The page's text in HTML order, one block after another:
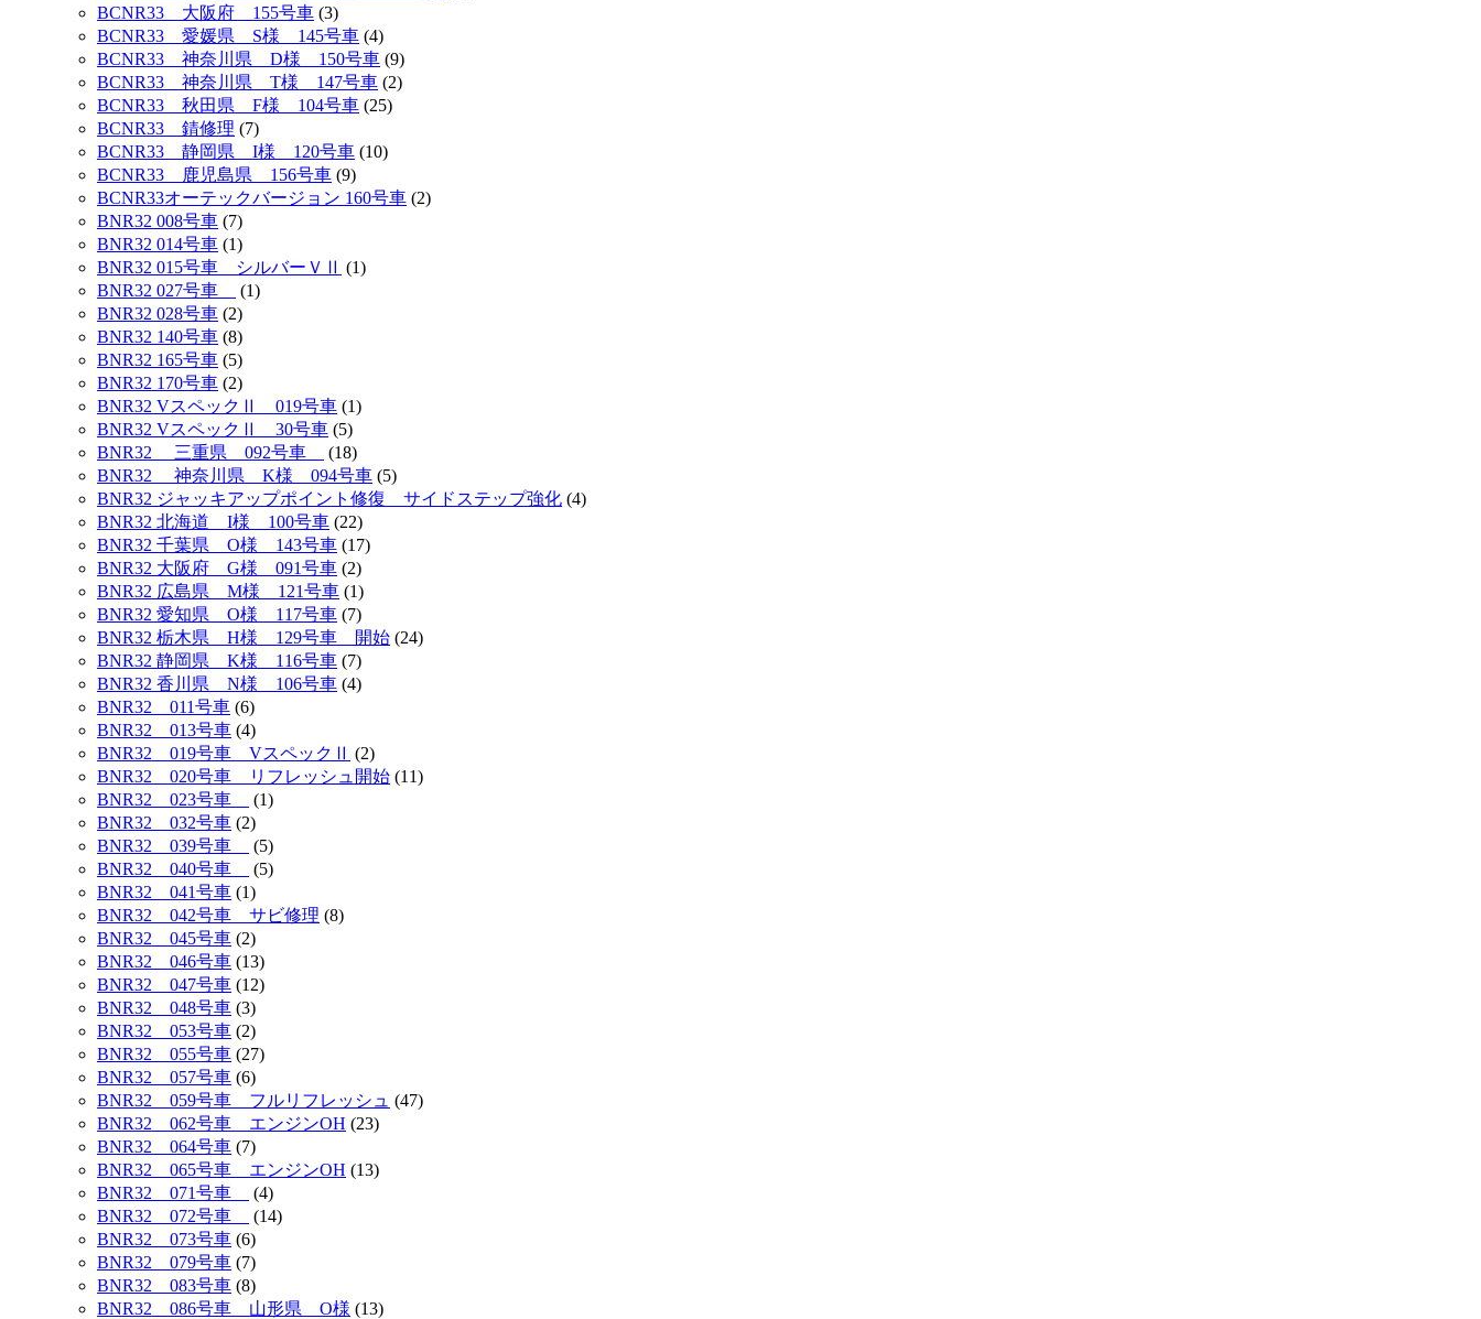
BCNR33 大阪府 155号車 (3)
BCNR33 愛媛県 S様 145号車 (4)
BCNR33 神奈川県 D様 150号車 (9)
BCNR33 神奈川県 T様 147号車 (2)
BCNR33 秋田県 F様 104号車 (25)
BCNR33 錆修理 (7)
BCNR33 静岡県 I様 120号車 (10)
BCNR33 鹿児島県 156号車 (9)
BCNR33オーテックバージョン 160号車 (2)
BNR32 008号車 (7)
BNR32 014号車 (1)
BNR32 015号車 シルバーＶⅡ (1)
BNR32 027号車
(1)
BNR32 028号車 (2)
BNR32 140号車 (8)
BNR32 165号車 (5)
BNR32 170号車 (2)
BNR32 VスペックⅡ 019号車 (1)
BNR32 VスペックⅡ 30号車 (5)
BNR32 三重県 092号車
(18)
BNR32 神奈川県 K様 094号車 (5)
BNR32 ジャッキアップポイント修復 サイドステップ強化 (4)
BNR32 北海道 I様 100号車 (22)
BNR32 千葉県 O様 143号車 (17)
BNR32 大阪府 G様 091号車 (2)
BNR32 広島県 M様 121号車 (1)
BNR32 愛知県 O様 117号車 (7)
BNR32 栃木県 H様 129号車 開始 (24)
BNR32 静岡県 K様 116号車 (7)
BNR32 香川県 N様 106号車 (4)
BNR32 011号車 (6)
BNR32 013号車 (4)
BNR32 019号車 VスペックⅡ (2)
BNR32 020号車 リフレッシュ開始 (11)
BNR32 023号車
(1)
BNR32 032号車 (2)
BNR32 039号車
(5)
BNR32 040号車
(5)
BNR32 041号車 (1)
BNR32 042号車 サビ修理 (8)
BNR32 045号車 (2)
BNR32 046号車 (13)
BNR32 047号車 (12)
BNR32 048号車 (3)
BNR32 053号車 (2)
BNR32 055号車 (27)
BNR32 057号車 (6)
BNR32 059号車 フルリフレッシュ (47)
BNR32 062号車 エンジンOH (23)
BNR32 064号車 (7)
BNR32 065号車 エンジンOH (13)
BNR32 071号車
(4)
BNR32 072号車
(14)
BNR32 073号車 (6)
BNR32 079号車 (7)
BNR32 083号車 (8)
BNR32 086号車 山形県 O様 (13)